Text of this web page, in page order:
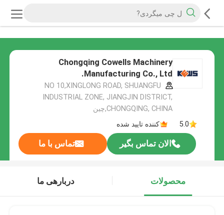
Chongqing Cowells Machinery
Manufacturing Co., Ltd.
NO 10,XINGLONG ROAD, SHUANGFU
INDUSTRIAL ZONE, JIANGJIN DISTRICT,
CHONGQING, CHINA,چین
5.0
کننده تایید شده
الان تماس بگیر تماس با ما
محصولات دربارهی ما